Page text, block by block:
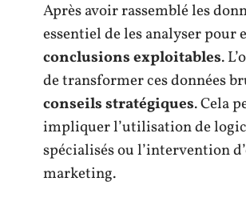
Après avoir rassemblé les
essentiel de les analyser pour
conclusions exploitables.
de transformer ces données
conseils stratégiques. Cela
impliquer l’utilisation de
spécialisés ou l’intervention
marketing.